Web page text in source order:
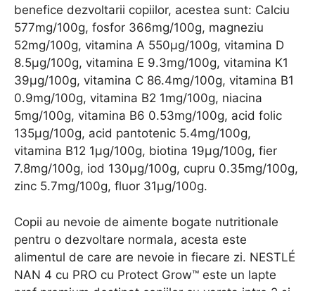
benefice dezvoltarii copiilor, acestea sunt: Calciu
577mg/100g, fosfor 366mg/100g, magneziu
52mg/100g, vitamina A 550μg/100g, vitamina D
8.5μg/100g, vitamina E 9.3mg/100g, vitamina K1
39μg/100g, vitamina C 86.4mg/100g, vitamina B1
0.9mg/100g, vitamina B2 1mg/100g, niacina
5mg/100g, vitamina B6 0.53mg/100g, acid folic
135μg/100g, acid pantotenic 5.4mg/100g,
vitamina B12 1μg/100g, biotina 19μg/100g, fier
7.8mg/100g, iod 130μg/100g, cupru 0.35mg/100g,
zinc 5.7mg/100g, fluor 31μg/100g.
Copii au nevoie de aimente bogate nutritionale
pentru o dezvoltare normala, acesta este
alimentul de care are nevoie in fiecare zi. NESTLÉ
NAN 4 cu PRO cu Protect Grow™ este un lapte